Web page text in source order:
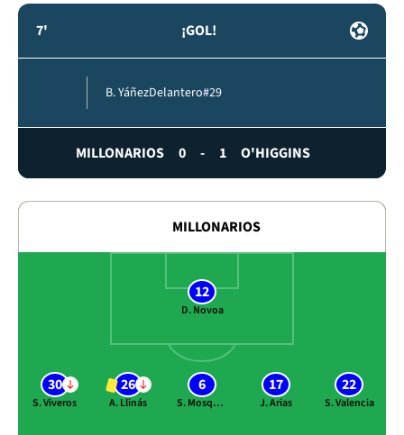
7' ¡GOL!
B. YáñezDelantero#29
MILLONARIOS 0 - 1 O'HIGGINS
MILLONARIOS
12
D. Novoa
30
S. Viveros
26
A. Llinás
6
S. Mosquera
17
J. Arias
22
S. Valencia